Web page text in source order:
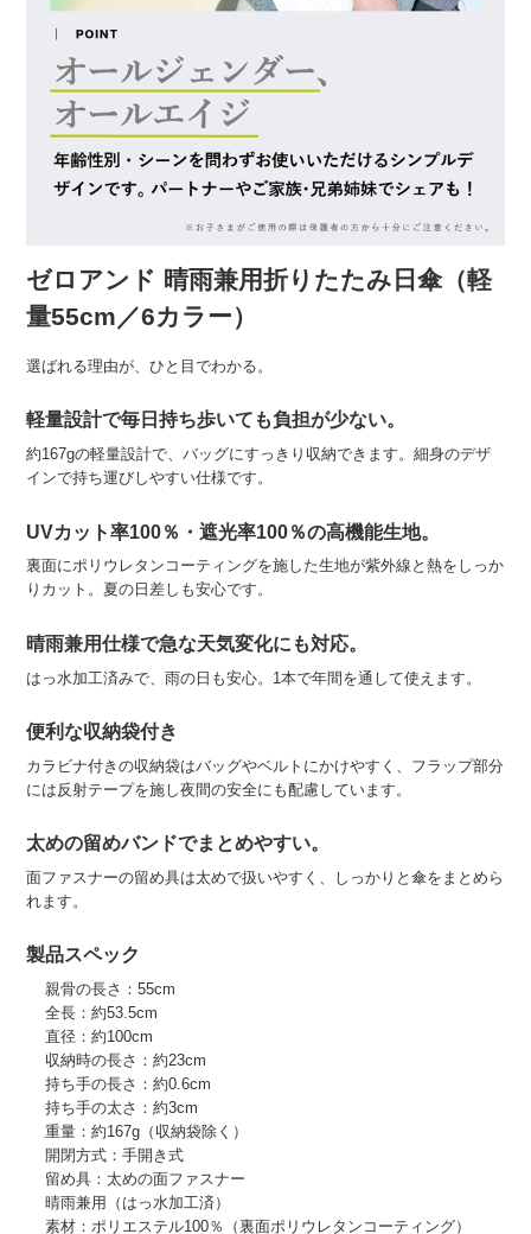
ゼロアンド 晴雨兼用折りたたみ日傘（軽
量55cm／6カラー）
選ばれる理由が、ひと目でわかる。
軽量設計で毎日持ち歩いても負担が少ない。
約167gの軽量設計で、バッグにすっきり収納できます。細身のデザ
インで持ち運びしやすい仕様です。
UVカット率100％・遮光率100％の高機能生地。
裏面にポリウレタンコーティングを施した生地が紫外線と熱をしっか
りカット。夏の日差しも安心です。
晴雨兼用仕様で急な天気変化にも対応。
はっ水加工済みで、雨の日も安心。1本で年間を通して使えます。
便利な収納袋付き
カラビナ付きの収納袋はバッグやベルトにかけやすく、フラップ部分
には反射テープを施し夜間の安全にも配慮しています。
太めの留めバンドでまとめやすい。
面ファスナーの留め具は太めで扱いやすく、しっかりと傘をまとめら
れます。
製品スペック
親骨の長さ：55cm
全長：約53.5cm
直径：約100cm
収納時の長さ：約23cm
持ち手の長さ：約0.6cm
持ち手の太さ：約3cm
重量：約167g（収納袋除く）
開閉方式：手開き式
留め具：太めの面ファスナー
晴雨兼用（はっ水加工済）
素材：ポリエステル100％（裏面ポリウレタンコーティング）